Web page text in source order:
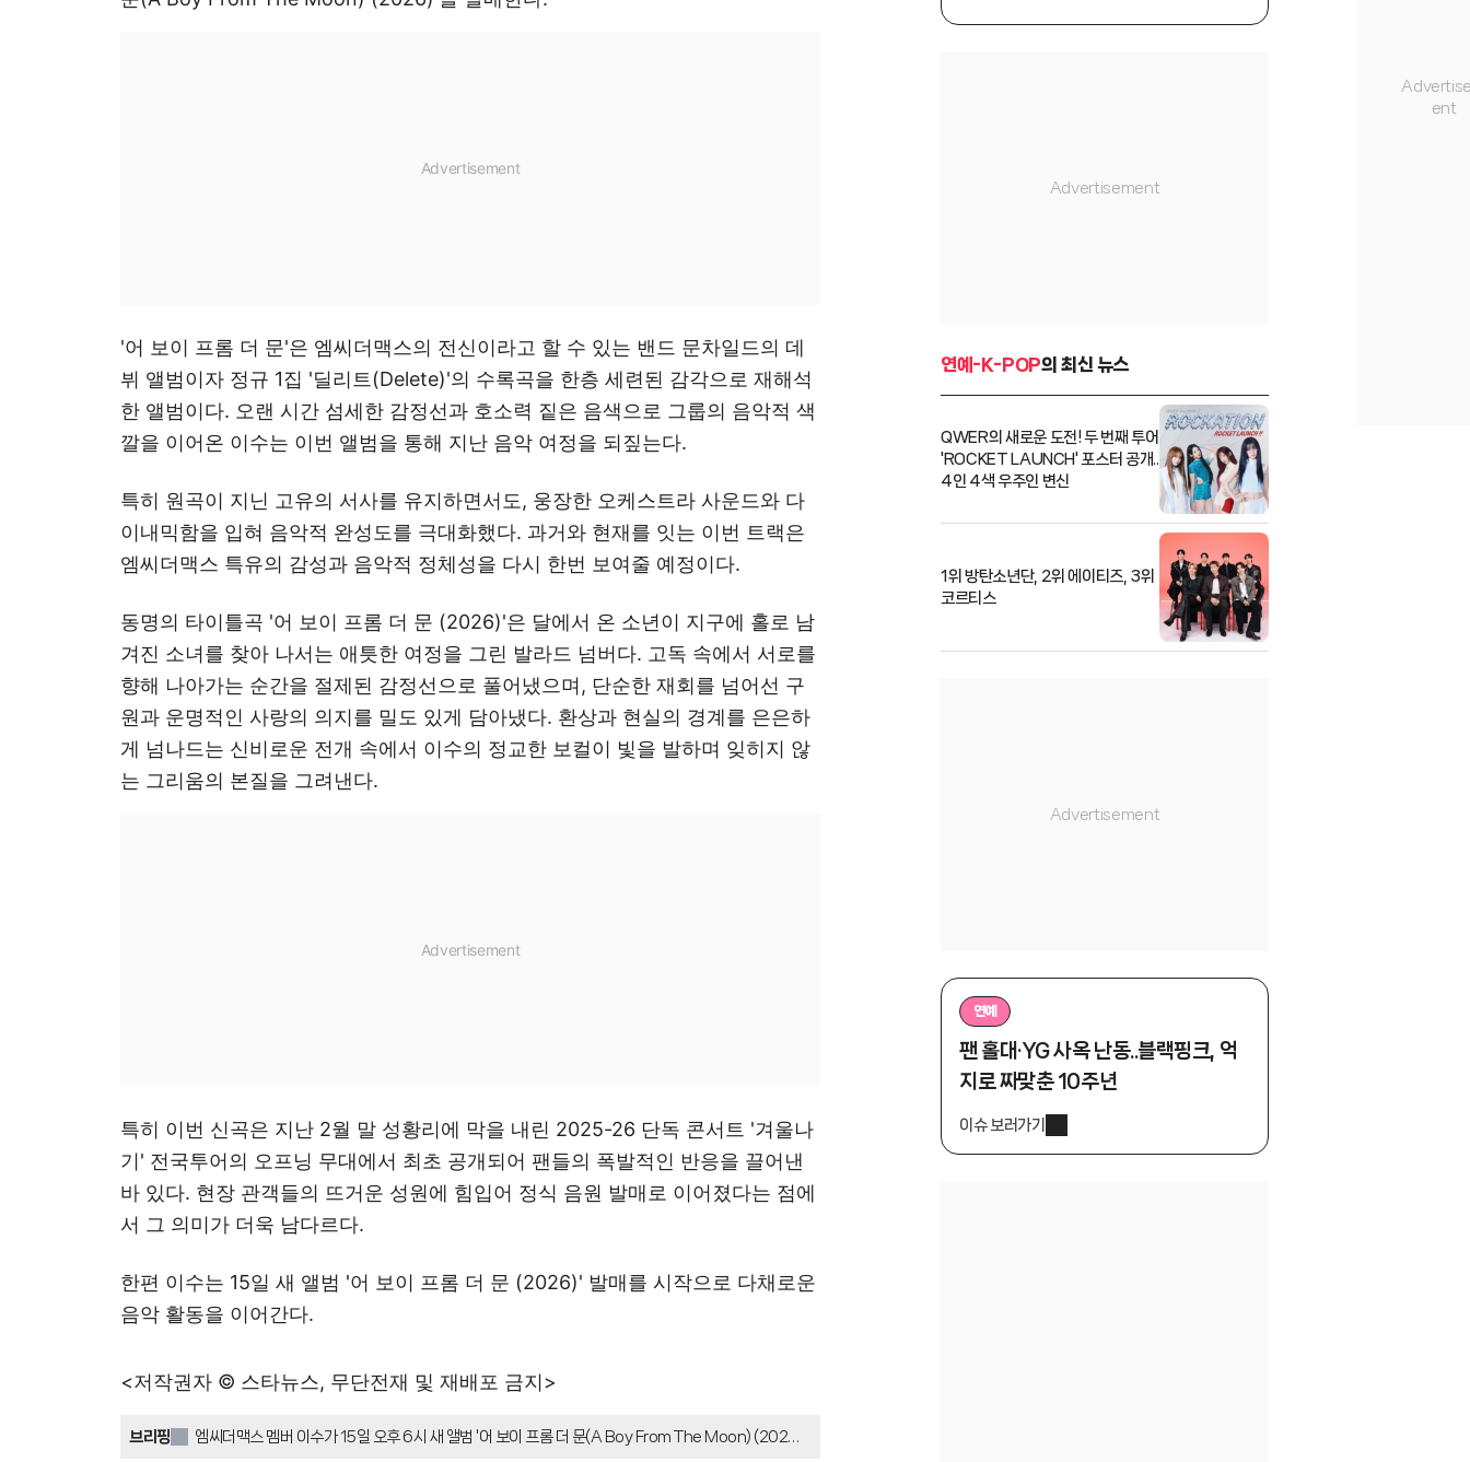
'어 보이 프롬 더 문'은 엠씨더맥스의 전신이라고 할 수 있는 밴드 문차일드의 데
뷔 앨범이자 정규 1집 '딜리트(Delete)'의 수록곡을 한층 세련된 감각으로 재해석
한 앨범이다. 오랜 시간 섬세한 감정선과 호소력 짙은 음색으로 그룹의 음악적 색
깔을 이어온 이수는 이번 앨범을 통해 지난 음악 여정을 되짚는다.
특히 원곡이 지닌 고유의 서사를 유지하면서도, 웅장한 오케스트라 사운드와 다
이내믹함을 입혀 음악적 완성도를 극대화했다. 과거와 현재를 잇는 이번 트랙은
엠씨더맥스 특유의 감성과 음악적 정체성을 다시 한번 보여줄 예정이다.
동명의 타이틀곡 '어 보이 프롬 더 문 (2026)'은 달에서 온 소년이 지구에 홀로 남
겨진 소녀를 찾아 나서는 애틋한 여정을 그린 발라드 넘버다. 고독 속에서 서로를
향해 나아가는 순간을 절제된 감정선으로 풀어냈으며, 단순한 재회를 넘어선 구
원과 운명적인 사랑의 의지를 밀도 있게 담아냈다. 환상과 현실의 경계를 은은하
게 넘나드는 신비로운 전개 속에서 이수의 정교한 보컬이 빛을 발하며 잊히지 않
는 그리움의 본질을 그려낸다.
특히 이번 신곡은 지난 2월 말 성황리에 막을 내린 2025-26 단독 콘서트 '겨울나
기' 전국투어의 오프닝 무대에서 최초 공개되어 팬들의 폭발적인 반응을 끌어낸
바 있다. 현장 관객들의 뜨거운 성원에 힘입어 정식 음원 발매로 이어졌다는 점에
서 그 의미가 더욱 남다르다.
한편 이수는 15일 새 앨범 '어 보이 프롬 더 문 (2026)' 발매를 시작으로 다채로운
음악 활동을 이어간다.
<저작권자 © 스타뉴스, 무단전재 및 재배포 금지>
브리핑
엠씨더맥스 멤버 이수가 15일 오후 6시 새 앨범 '어 보이 프롬 더 문(A Boy From The Moon) (202
연예-K-POP의 최신 뉴스
QWER의 새로운 도전! 두 번째 투어
'ROCKET LAUNCH' 포스터 공개..
4인 4색 우주인 변신
1위 방탄소년단, 2위 에이티즈, 3위
코르티스
연예
팬 홀대·YG 사옥 난동..블랙핑크, 억
지로 짜맞춘 10주년
이슈 보러가기